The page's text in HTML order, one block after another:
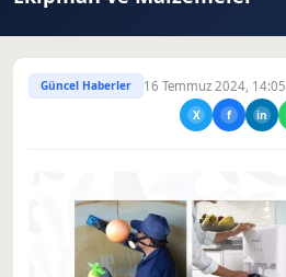
Güncel Haberler 16 Temmuz 2024, 14:05
X f in